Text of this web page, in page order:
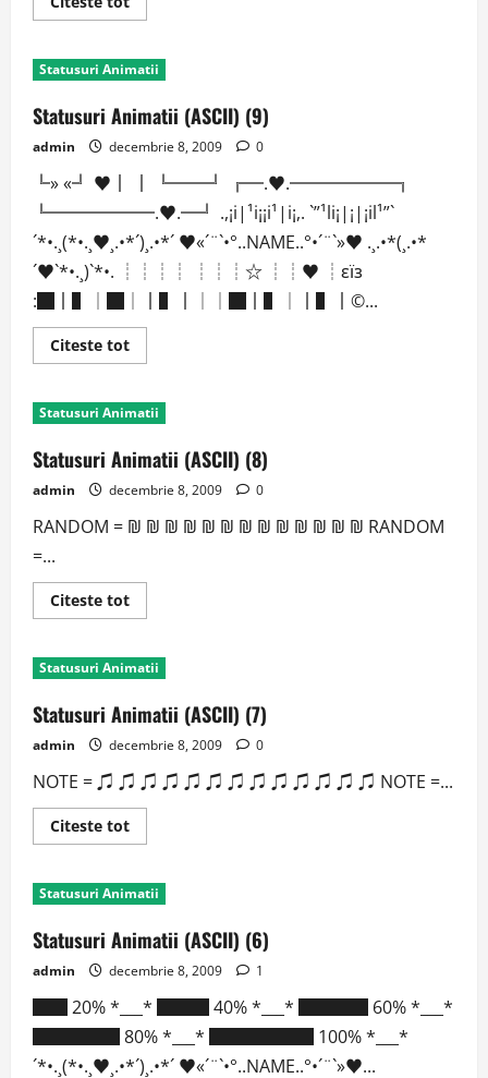
more
Animatii
(ASCII)
Statusuri Animatii
Statusuri Animatii (ASCII) (9)
admin decembrie 8, 2009 0
╚» «╝ ♥║ ║ ╚══╝ ╔═.♥.══════╗
╚══════.♥.═╝ .,¡i|¹i¡¡i¹|i¡,. `”¹li¡|¡|¡il¹”`
´*•.¸(*•.¸♥¸.•*´)¸.•*´ ♥«´¨`•°..NAME..°•´¨`»♥ .¸.•*(¸.•*
´♥`*•.¸)`*•. ┊┊┊┊ ┊┊┊☆ ┊┊♥ ┊εїз
:█║▌│█│║▌║││█║▌│║▌║©...
Citeste totRead
more
Animatii
(ASCII)
Statusuri Animatii
Statusuri Animatii (ASCII) (8)
admin decembrie 8, 2009 0
RANDOM = ₪ ₪ ₪ ₪ ₪ ₪ ₪ ₪ ₪ ₪ ₪ ₪ ₪ RANDOM
=...
Citeste totRead
more
Animatii
(ASCII)
Statusuri Animatii
Statusuri Animatii (ASCII) (7)
admin decembrie 8, 2009 0
NOTE = ♫ ♫ ♫ ♫ ♫ ♫ ♫ ♫ ♫ ♫ ♫ ♫ ♫ NOTE =...
Citeste totRead
more
Animatii
(ASCII)
Statusuri Animatii
Statusuri Animatii (ASCII) (6)
admin decembrie 8, 2009 1
██ 20% *___* ███ 40% *___* ████ 60% *___*
█████ 80% *___* ██████ 100% *___*
´*•.¸(*•.¸♥¸.•*´)¸.•*´ ♥«´¨`•°..NAME..°•´¨`»♥...